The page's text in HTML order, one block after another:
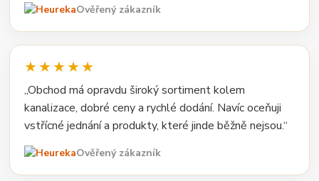
Ověřený zákazník
★★★★★
„Obchod má opravdu široký sortiment kolem
kanalizace, dobré ceny a rychlé dodání. Navíc oceňuji
vstřícné jednání a produkty, které jinde běžně nejsou.“
Ověřený zákazník